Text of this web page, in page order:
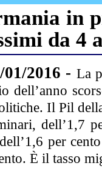
in
da 4
01/2016 - La
dell’anno
Il Pil
dell’1,7
per
È il tasso